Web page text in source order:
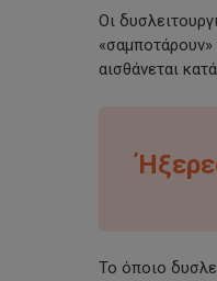
Οι
αισθάνεται
Το όποιο